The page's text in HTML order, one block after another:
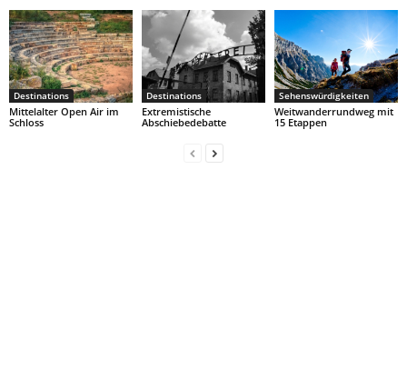
Destinations
Mittelalter Open Air im
Schloss
Destinations
Extremistische
Abschiebedebatte
Sehenswürdigkeiten
Weitwanderrundweg mit
15 Etappen